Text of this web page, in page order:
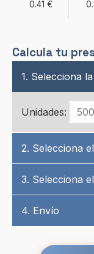
0.41 €
Calcula tu
1. Selecciona
Unidades:
2. Selecciona
3. Selecciona
4. Envío